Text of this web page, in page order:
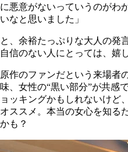
に悪意がないっていうのがわ
いなと思いました」
と、余裕たっぷりな大人の発
自信のない人にとっては、嬉
原作のファンだという来場者
味、女性の“黒い部分”が共感
ョッキングかもしれないけど
オススメ。本当の女心を知る
かも？